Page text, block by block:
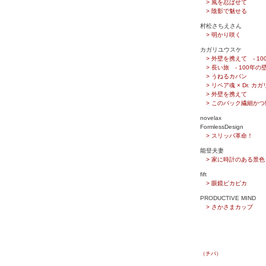
> 風を忍ばせて
> 陰影で魅せる
村松さちえさん
> 明かり咲く
カガリユウスケ
> 外壁を携えて -
> 長い旅 - 100年の
> うねるカバン
> リペア魂 × Dr. カガ
> 外壁を携えて
> このバック繊細かつ
novelax
FormlessDesign
> スリッパ革命！
能登夫妻
> 家に時計のある景色
fift
> 眼鏡ピカピカ
PRODUCTIVE MIND
> さかさまカップ
（チバ）